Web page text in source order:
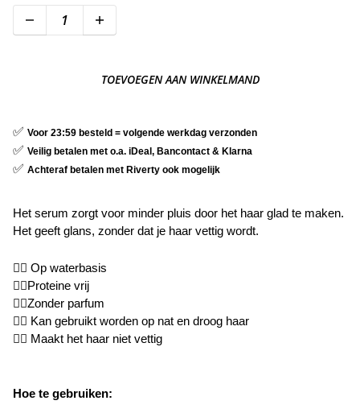
TOEVOEGEN AAN WINKELMAND
✅ Voor 23:59 besteld = volgende werkdag verzonden
✅ Veilig betalen met o.a. iDeal, Bancontact & Klarna
✅ Achteraf betalen met Riverty ook mogelijk
Het serum zorgt voor minder pluis door het haar glad te maken.
Het geeft glans, zonder dat je haar vettig wordt.
👉🏼 Op waterbasis
👉🏼Proteine vrij
👉🏼Zonder parfum
👉🏼 Kan gebruikt worden op nat en droog haar
👉🏼 Maakt het haar niet vettig
Hoe te gebruiken: